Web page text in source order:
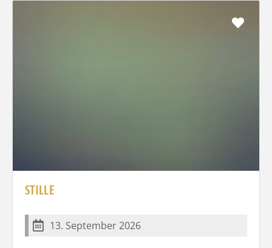
STILLE
13. September 2026